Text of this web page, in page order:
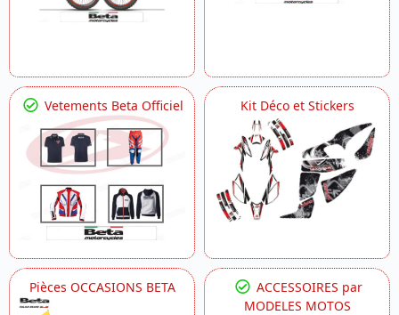
Vetements Beta Officiel Kit Déco et Stickers
Pièces OCCASIONS BETA
ACCESSOIRES par
MODELES MOTOS